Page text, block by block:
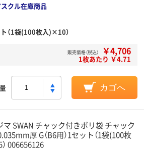
クル在庫商品
（1袋(100枚入)×10）
販売価格（税込） ￥4,706
1枚あたり ￥4.71
カゴへ
マ SWAN チャック付きポリ袋 チャック
厚 G（B6用）1セット（1袋(100枚
006656126